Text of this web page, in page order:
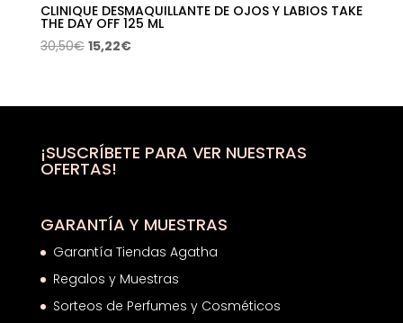
CLINIQUE DESMAQUILLANTE DE OJOS Y LABIOS TAKE
THE DAY OFF 125 ML
30,50€ El
era:
15,22€El
es:
¡SUSCRÍBETE PARA VER NUESTRAS
OFERTAS!
GARANTÍA Y MUESTRAS
Garantía Tiendas Agatha
Regalos y Muestras
Sorteos de Perfumes y Cosméticos